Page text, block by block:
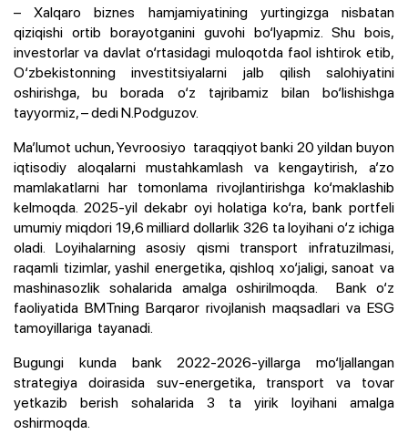
– Xalqaro biznes hamjamiyatining yurtingizga nisbatan
qiziqishi ortib borayotganini guvohi bo‘lyapmiz. Shu bois,
investorlar va davlat o‘rtasidagi muloqotda faol ishtirok etib,
O‘zbekistonning investitsiyalarni jalb qilish salohiyatini
oshirishga, bu borada o‘z tajribamiz bilan bo‘lishishga
tayyormiz, – dedi N.Podguzov.
Ma’lumot uchun, Yevroosiyo taraqqiyot banki 20 yildan buyon
iqtisodiy aloqalarni mustahkamlash va kengaytirish, a’zo
mamlakatlarni har tomonlama rivojlantirishga ko‘maklashib
kelmoqda. 2025-yil dekabr oyi holatiga ko‘ra, bank portfeli
umumiy miqdori 19,6 milliard dollarlik 326 ta loyihani o‘z ichiga
oladi. Loyihalarning asosiy qismi transport infratuzilmasi,
raqamli tizimlar, yashil energetika, qishloq xo‘jaligi, sanoat va
mashinasozlik sohalarida amalga oshirilmoqda. Bank o‘z
faoliyatida BMTning Barqaror rivojlanish maqsadlari va ESG
tamoyillariga tayanadi.
Bugungi kunda bank2022-2026-yillarga mo‘ljallangan
strategiya doirasida suv-energetika, transport va tovar
yetkazib berish sohalarida 3 ta yirik loyihani amalga
oshirmoqda.